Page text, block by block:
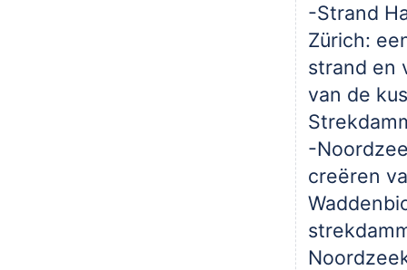
-Strand
Zürich:
strand en
van de
-
creëren